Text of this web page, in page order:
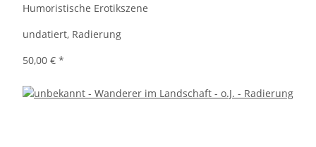
Humoristische Erotikszene
undatiert, Radierung
50,00 € *